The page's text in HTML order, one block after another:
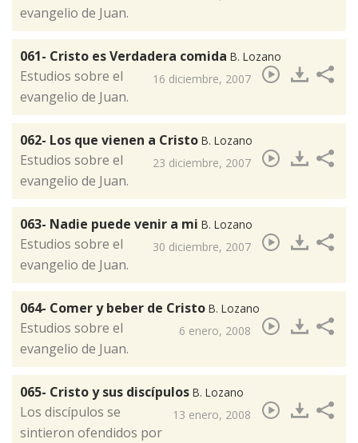
evangelio de Juan.
061- Cristo es Verdadera comida B. Lozano
16 diciembre, 2007
Estudios sobre el
evangelio de Juan.
062- Los que vienen a Cristo B. Lozano
23 diciembre, 2007
​Estudios sobre el
evangelio de Juan.
063- Nadie puede venir a mi B. Lozano
30 diciembre, 2007
Estudios sobre el
evangelio de Juan.
064- Comer y beber de Cristo B. Lozano
6 enero, 2008
​Estudios sobre el
evangelio de Juan.
065- Cristo y sus discípulos B. Lozano
13 enero, 2008
Los discípulos se
sintieron ofendidos por